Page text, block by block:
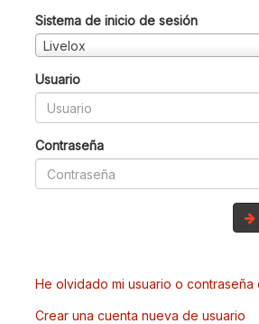
Sistema de inicio de sesión
Livelox
Usuario
Contraseña
He olvidado mi usuario o contraseña
Crear una cuenta nueva de usuario